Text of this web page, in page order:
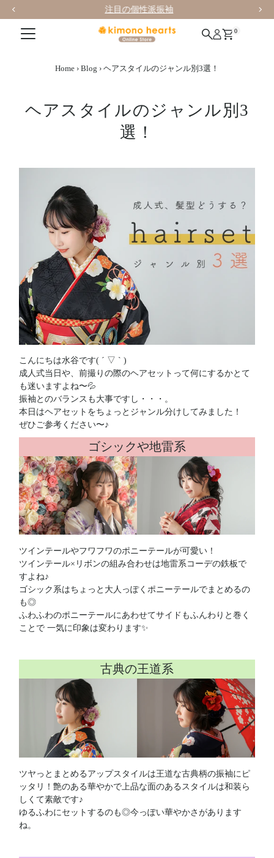
注目の個性派振袖
0
Home › Blog › ヘアスタイルのジャンル別3選！
ヘアスタイルのジャンル別3
選！
こんにちは水谷です( ´ ▽ ` )
成人式当日や、前撮りの際のヘアセットって何にするかとて
も迷いますよね〜💦
振袖とのバランスも大事ですし・・・。
本日はヘアセットをちょっとジャンル分けしてみました！
ぜひご参考ください〜♪
ゴシックや地雷系
ツインテールやフワフワのポニーテールが可愛い！
ツインテール×リボンの組み合わせは地雷系コーデの鉄板で
すよね♪
ゴシック系はちょっと大人っぽくポニーテールでまとめるの
も◎
ふわふわのポニーテールにあわせてサイドもふんわりと巻く
ことで 一気に印象は変わります✨
古典の王道系
ツヤっとまとめるアップスタイルは王道な古典柄の振袖にピ
ッタリ！艶のある華やかで上品な面のあるスタイルは和装ら
しくて素敵です♪
ゆるふわにセットするのも◎今っぽい華やかさがあります
ね。